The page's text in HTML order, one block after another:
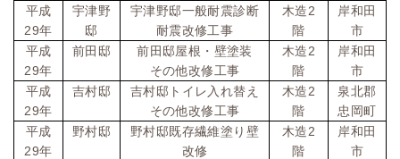
平成
29年
宇津野
邸
宇津野邸一般耐震診断
耐震改修工事
木造2
階
岸和田
市
平成
29年
前田邸
前田邸屋根・壁塗装
その他改修工事
木造2
階
岸和田
市
平成
29年
吉村邸
吉村邸トイレ入れ替え
その他改修工事
木造2
階
泉北郡
忠岡町
平成
29年
野村邸
野村邸既存繊維塗り壁
改修
木造2
階
岸和田
市